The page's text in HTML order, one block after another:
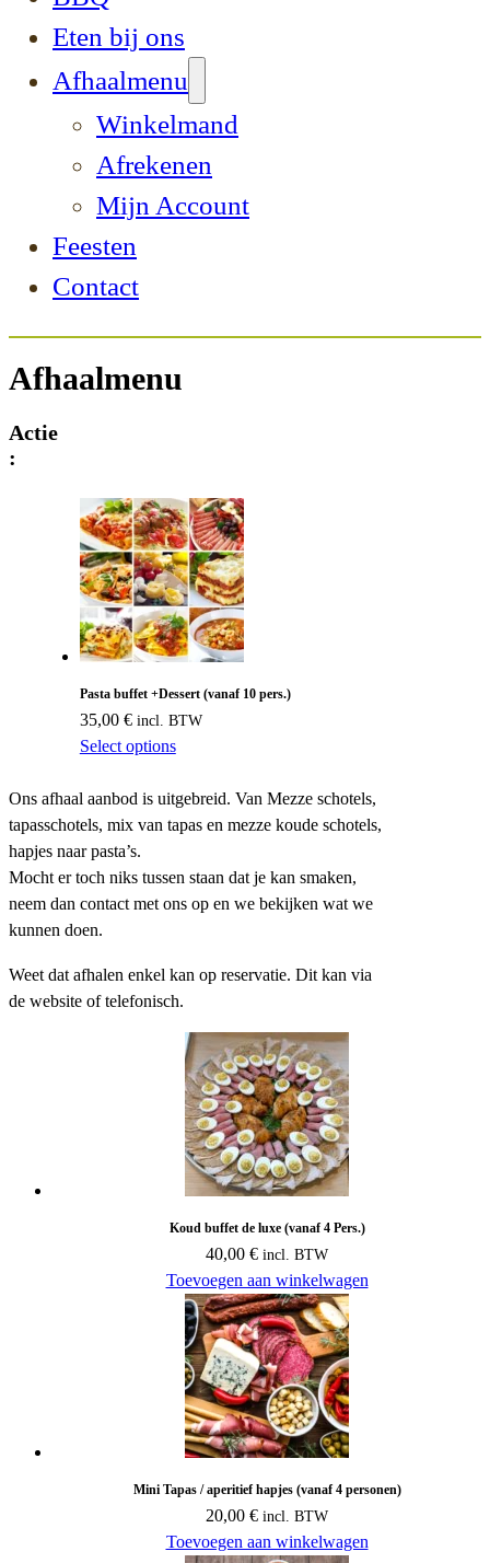
Eten bij ons
Afhaalmenu
Winkelmand
Afrekenen
Mijn Account
Feesten
Contact
Afhaalmenu
Actie
:
Pasta buffet +Dessert (vanaf 10 pers.)
35,00 € incl. BTW
Select options
Ons afhaal aanbod is uitgebreid. Van Mezze schotels,
tapasschotels, mix van tapas en mezze koude schotels,
hapjes naar pasta’s.
Mocht er toch niks tussen staan dat je kan smaken,
neem dan contact met ons op en we bekijken wat we
kunnen doen.
Weet dat afhalen enkel kan op reservatie. Dit kan via
de website of telefonisch.
Koud buffet de luxe (vanaf 4 Pers.)
40,00 € incl. BTW
Toevoegen aan winkelwagen
Mini Tapas / aperitief hapjes (vanaf 4 personen)
20,00 € incl. BTW
Toevoegen aan winkelwagen